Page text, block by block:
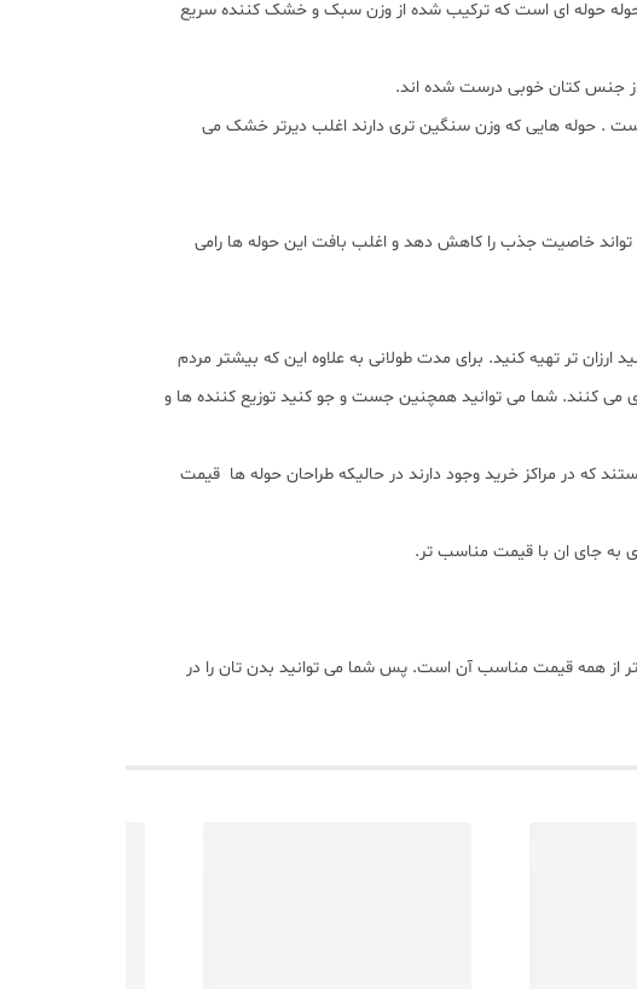
حوله حوله ای است که ترکیب شده از وزن سبک و خشک کننده سریع
و از جنس کتان خوبی درست شده اند.
. حوله هایی که وزن سنگین تری دارند اغلب دیرتر خشک می
تواند خاصیت جذب را کاهش دهد و اغلب بافت این حوله ها رامی
ارزان تر تهیه کنید. برای مدت طولانی به علاوه این که بیشتر مردم
می کنند. شما می توانید همچنین جست و جو کنید توزیع کننده ها و
جست و جو کنید حوله هایی فقط با قیمت 10 دلار که از کتان طبیعی هستند که در مراکز خرید وجود دارند در حالیکه طراحان حوله ها قیمت
به جای ان با قیمت مناسب تر.
تر از همه قیمت مناسب آن است. پس شما می توانید بدن تان را در